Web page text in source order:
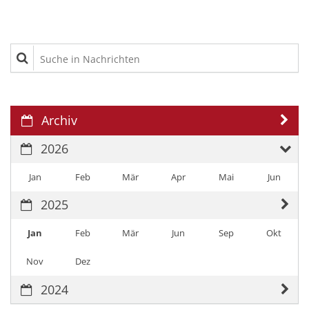
Suche in Nachrichten
Archiv
2026
Jan Feb Mär Apr Mai Jun
2025
Jan Feb Mär Jun Sep Okt
Nov Dez
2024